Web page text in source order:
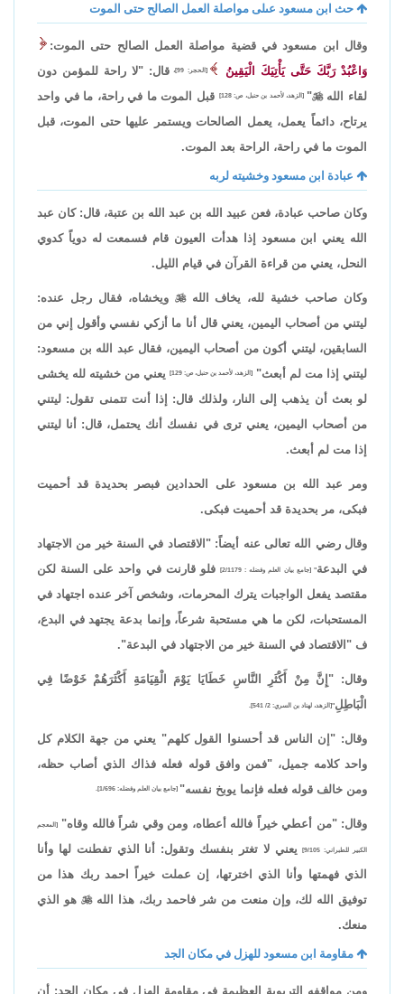
حث ابن مسعود عىلى مواصلة العمل الصالح حتى الموت
وقال ابن مسعود في قضية مواصلة العمل الصالح حتى الموت:
وَاعْبُدْ رَبَّكَ حَتَّى يَأْتِيَكَ الْيَقِينُ
[الحجر: 99]،
قال: "لا راحة للمؤمن دون
لقاء الله
" [الزهد، لأحمد بن حنبل، ص: 128]
قبل الموت ما في راحة، ما في واحد
يرتاح، دائماً يعمل، يعمل الصالحات ويستمر عليها حتى الموت، قبل
الموت ما في راحة، الراحة بعد الموت.
عبادة ابن مسعود وخشيته لربه
وكان صاحب عبادة، فعن عبيد الله بن عبد الله بن عتبة، قال: كان عبد
الله يعني ابن مسعود إذا هدأت العيون قام فسمعت له دوياً كدوي
النحل، يعني من قراءة القرآن في قيام الليل.
وكان صاحب خشية لله، يخاف الله ويخشاه، فقال رجل عنده:
ليتني من أصحاب اليمين، يعني قال أنا ما أزكي نفسي وأقول إني من
السابقين، ليتني أكون من أصحاب اليمين، فقال عبد الله بن مسعود:
ليتني إذا مت لم أبعث" [الزهد، لأحمد بن حنبل، ص: 129]
يعني من خشيته لله يخشى
لو بعث أن يذهب إلى النار، ولذلك قال: إذا أنت تتمنى تقول: ليتني
من أصحاب اليمين، يعني ترى في نفسك أنك يحتمل، قال: أنا ليتني
إذا مت لم أبعث.
ومر عبد الله بن مسعود على الحدادين فبصر بحديدة قد أحميت
فبكى، مر بحديدة قد أحميت فبكى.
وقال رضي الله تعالى عنه أيضاً: "الاقتصاد في السنة خير من الاجتهاد
في البدعة" [جامع بيان العلم وفضله : 2/1179]
فلو قارنت في واحد على السنة لكن
مقتصد يفعل الواجبات يترك المحرمات، وشخص آخر عنده اجتهاد في
المستحبات، لكن ما هي مستحبة شرعاً، وإنما بدعة يجتهد في البدع،
ف "الاقتصاد في السنة خير من الاجتهاد في البدعة".
وقال: "إِنَّ مِنْ أَكْثَرِ النَّاسِ خَطَايَا يَوْمَ الْقِيَامَةِ أَكْثَرَهُمْ خَوْضًا فِي
الْبَاطِلِ"[الزهد، لهناد بن السري: 2/ 541].
وقال: "إن الناس قد أحسنوا القول كلهم" يعني من جهة الكلام كل
واحد كلامه جميل، "فمن وافق قوله فعله فذاك الذي أصاب حظه،
ومن خالف قوله فعله فإنما يوبخ نفسه" [جامع بيان العلم وفضله: 1/696].
وقال: "من أعطي خيراً فالله أعطاه، ومن وقي شراً فالله وقاه" [المعجم
الكبير للطبراني: 9/105]
يعني لا تغتر بنفسك وتقول: أنا الذي تفطنت لها وأنا
الذي فهمتها وأنا الذي اخترتها، إن عملت خيراً احمد ربك هذا من
توفيق الله لك، وإن منعت من شر فاحمد ربك، هذا الله هو الذي
منعك.
مقاومة ابن مسعود للهزل في مكان الجد
ومن مواقفه التربوية العظيمة في مقاومة الهزل في مكان الجد: أن